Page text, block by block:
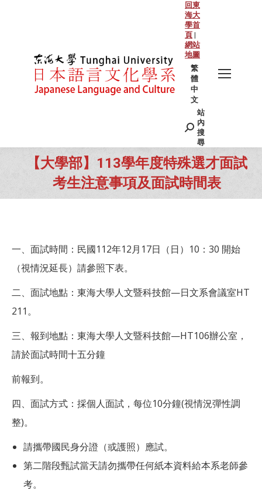
回東
海大
學首
頁 |
網站
地圖
繁
體
中
文
Search:
站
內
搜
尋
【大學部】113學年度特殊選才面試
考生注意事項及面試時間表
You are here:
一、面試時間：民國112年12月17日（日）10：30 開始
（視情況延長）請參照下表。
二、面試地點：東海大學人文暨科技館—日文系會議室HT
211。
三、報到地點：東海大學人文暨科技館—HT106辦公室，
請於面試時間十五分鐘
前報到。
四、面試方式：採個人面試，每位10分鐘(視情況彈性調
整)。
請攜帶國民身分證（或護照）應試。
第二階段甄試當天請勿攜帶任何紙本資料給本系老師參
考。